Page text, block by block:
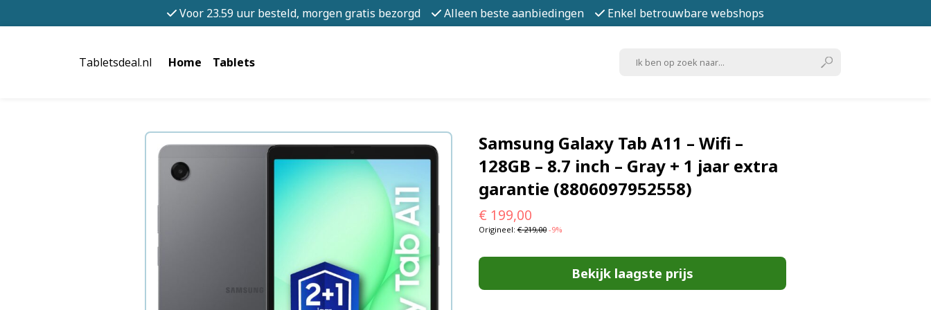
Voor 23.59 uur besteld, morgen gratis bezorgd Alleen beste aanbiedingen Enkel betrouwbare webshops
Tabletsdeal.nl Home Tablets
Samsung Galaxy Tab A11 – Wifi –
128GB – 8.7 inch – Gray + 1 jaar extra
garantie (8806097952558)
€ 199,00
Origineel:€219,00 -9%
Bekijk laagste prijs